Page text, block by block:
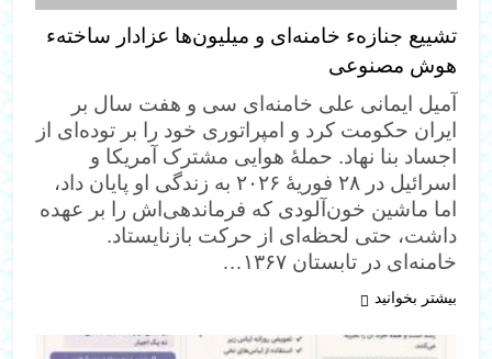
تشییع جنازهء خامنه‌ای و میلیون‌ها عزادار ساختهء
هوش مصنوعی
آمیل ایمانی علی خامنه‌ای سی و هفت سال بر
ایران حکومت کرد و امپراتوری خود را بر توده‌ای از
اجساد بنا نهاد. حملهٔ هوایی مشترک آمریکا و
اسرائیل در ۲۸ فوریهٔ ۲۰۲۶ به زندگی او پایان داد،
اما ماشین خون‌آلودی که فرماندهی‌اش را بر عهده
داشت، حتی لحظه‌ای از حرکت بازنایستاد.
خامنه‌ای در تابستان ۱۳۶۷…
بیشتر بخوانید